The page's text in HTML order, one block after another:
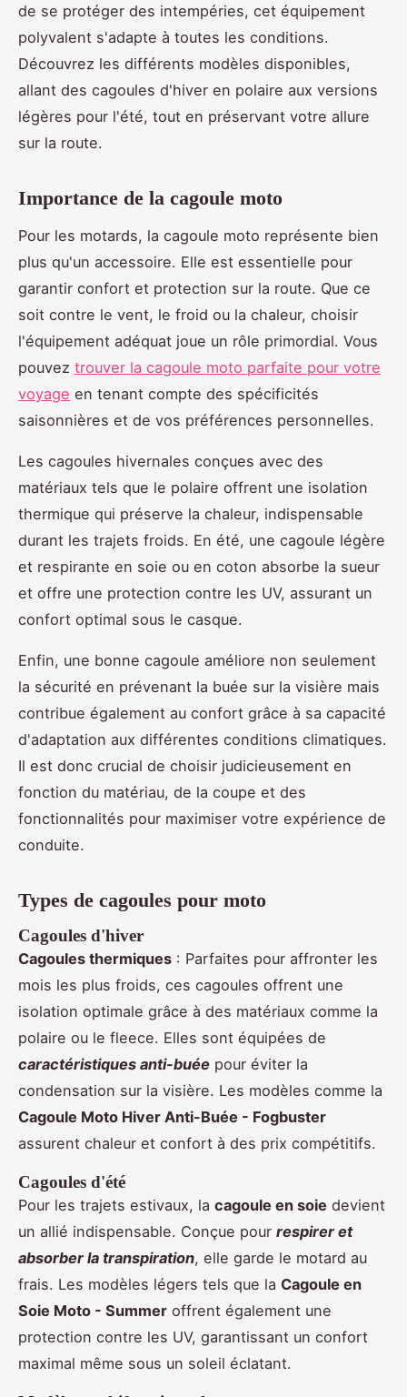
de se protéger des intempéries, cet équipement
polyvalent s'adapte à toutes les conditions.
Découvrez les différents modèles disponibles,
allant des cagoules d'hiver en polaire aux versions
légères pour l'été, tout en préservant votre allure
sur la route.
Importance de la cagoule moto
Pour les motards, la cagoule moto représente bien
plus qu'un accessoire. Elle est essentielle pour
garantir confort et protection sur la route. Que ce
soit contre le vent, le froid ou la chaleur, choisir
l'équipement adéquat joue un rôle primordial. Vous
pouvez trouver la cagoule moto parfaite pour votre
voyage en tenant compte des spécificités
saisonnières et de vos préférences personnelles.
Les cagoules hivernales conçues avec des
matériaux tels que le polaire offrent une isolation
thermique qui préserve la chaleur, indispensable
durant les trajets froids. En été, une cagoule légère
et respirante en soie ou en coton absorbe la sueur
et offre une protection contre les UV, assurant un
confort optimal sous le casque.
Enfin, une bonne cagoule améliore non seulement
la sécurité en prévenant la buée sur la visière mais
contribue également au confort grâce à sa capacité
d'adaptation aux différentes conditions climatiques.
Il est donc crucial de choisir judicieusement en
fonction du matériau, de la coupe et des
fonctionnalités pour maximiser votre expérience de
conduite.
Types de cagoules pour moto
Cagoules d'hiver
Cagoules thermiques : Parfaites pour affronter les
mois les plus froids, ces cagoules offrent une
isolation optimale grâce à des matériaux comme la
polaire ou le fleece. Elles sont équipées de
caractéristiques anti-buée pour éviter la
condensation sur la visière. Les modèles comme la
Cagoule Moto Hiver Anti-Buée - Fogbuster
assurent chaleur et confort à des prix compétitifs.
Cagoules d'été
Pour les trajets estivaux, la cagoule en soie devient
un allié indispensable. Conçue pour respirer et
absorber la transpiration, elle garde le motard au
frais. Les modèles légers tels que la Cagoule en
Soie Moto - Summer offrent également une
protection contre les UV, garantissant un confort
maximal même sous un soleil éclatant.